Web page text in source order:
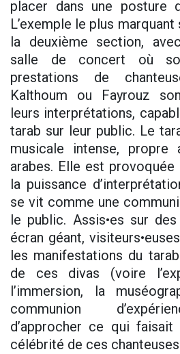
placer dans une posture
L’exemple le plus
la deuxième section,
salle de concert où
prestations de
Kalthoum ou Fayrouz
leurs interprétations,
tarab sur leur public. Le
musicale intense, propre
arabes. Elle est
la puissance
se vit comme une
le public. Assis•es sur
écran géant,
les manifestations du
de ces divas (voire
l’immersion, la
communion
d’approcher ce qui
célébrité de ces